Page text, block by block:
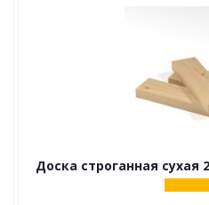
Доска строганная сухая